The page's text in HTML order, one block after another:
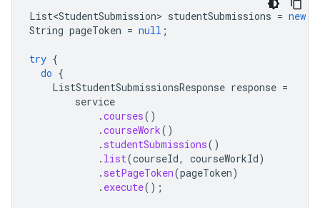
List<StudentSubmission> studentSubmissions = new
String pageToken = null ;
try {
do {
ListStudentSubmissionsResponse response =
service
.courses()
.courseWork()
. studentSubmissions()
. list(courseId, courseWorkId)
. setPageToken(pageToken)
. execute();